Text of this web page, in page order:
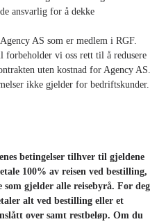
ansvarlig for å dekke
AS som er medlem i RGF.
forbeholder vi oss rett til å redusere
uten kostnad for Agency AS.
ikke gjelder for bedriftskunder.
betingelser tilhver til gjeldene
100% av reisen ved bestilling,
som gjelder alle reisebyrå. For deg
alt ved bestilling eller et
over samt restbeløp. Om du